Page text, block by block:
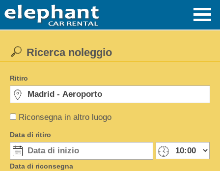
Riconsegna in altro luogo
Ricerca noleggio
Ritiro
Data di ritiro
Data di riconsegna